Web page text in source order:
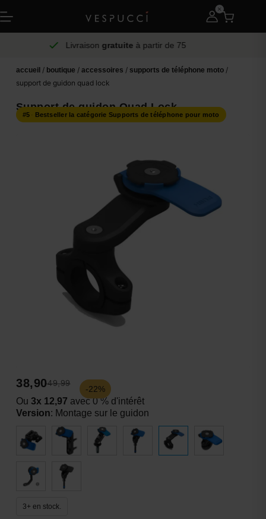
Livraison gratuite à partir de 75
accueil / boutique / accessoires / supports de téléphone moto/
support de guidon quad lock
Support de guidon Quad Lock
#5 Bestseller la catégorie Supports de téléphone pour moto
Version: Montage sur le guidon
Ou 3x 12,97 avec 0 % d'intérêt
49,99
38,90 -22%
3+ en stock.